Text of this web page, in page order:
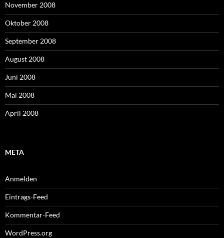
November 2008
Oktober 2008
September 2008
August 2008
Juni 2008
Mai 2008
April 2008
META
Anmelden
Eintrags-Feed
Kommentar-Feed
WordPress.org